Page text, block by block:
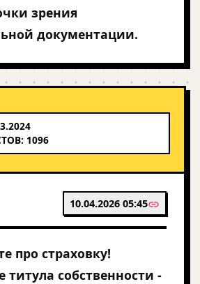
зрения
документации.
1096
10.04.2026 05:45
про страховку!
титула собственности -